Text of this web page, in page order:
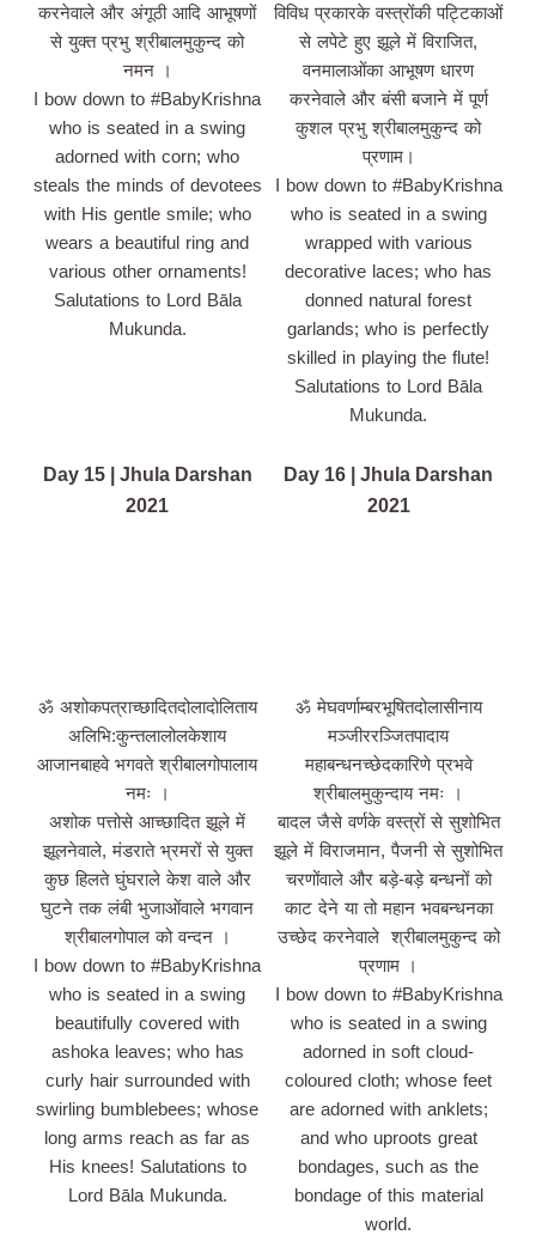
करनेवाले और अंगूठी आदि आभूषणों
से युक्त प्रभु श्रीबालमुकुन्द को
नमन ।
I bow down to #BabyKrishna
who is seated in a swing
adorned with corn; who
steals the minds of devotees
with His gentle smile; who
wears a beautiful ring and
various other ornaments!
Salutations to Lord Bāla
Mukunda.
विविध प्रकारके वस्त्रोंकी पट्टिकाओं
से लपेटे हुए झूले में विराजित,
वनमालाओंका आभूषण धारण
करनेवाले और बंसी बजाने में पूर्ण
कुशल प्रभु श्रीबालमुकुन्द को
प्रणाम।
I bow down to #BabyKrishna
who is seated in a swing
wrapped with various
decorative laces; who has
donned natural forest
garlands; who is perfectly
skilled in playing the flute!
Salutations to Lord Bāla
Mukunda.
Day 15 | Jhula Darshan
2021
ॐ अशोकपत्राच्छादितदोलादोलिताय
अलिभि:कुन्‍तलालोलकेशाय
आजानबाहवे भगवते श्रीबालगोपालाय
नमः ।
अशोक पत्तोसे आच्छादित झूले में
झूलनेवाले, मंडराते भ्रमरों से युक्‍त
कुछ हिलते घुंघराले केश वाले और
घुटने तक लंबी भुजाओंवाले भगवान
श्रीबालगोपाल को वन्दन ।
I bow down to #BabyKrishna
who is seated in a swing
beautifully covered with
ashoka leaves; who has
curly hair surrounded with
swirling bumblebees; whose
long arms reach as far as
His knees! Salutations to
Lord Bāla Mukunda.
Day 16 | Jhula Darshan
2021
ॐ मेघवर्णाम्बरभूषितदोलासीनाय
मञ्जीररञ्जितपादाय
महाबन्‍धनच्‍छेदकारिणे प्रभवे
श्रीबालमुकुन्दाय नमः ।
बादल जैसे वर्णके वस्त्रों से सुशोभित
झूले में विराजमान, पैजनी से सुशोभित
चरणोंवाले और बड़े-बड़े बन्‍धनों को
काट देने या तो महान भवबन्‍धनका
उच्‍छेद करनेवाले श्रीबालमुकुन्द को
प्रणाम ।
I bow down to #BabyKrishna
who is seated in a swing
adorned in soft cloud-
coloured cloth; whose feet
are adorned with anklets;
and who uproots great
bondages, such as the
bondage of this material
world.